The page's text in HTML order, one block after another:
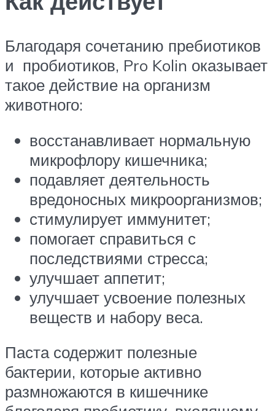
Благодаря сочетанию пребиотиков
и пробиотиков, Pro Kolin оказывает
такое действие на организм
животного:
восстанавливает нормальную
микрофлору кишечника;
подавляет деятельность
вредоносных микроорганизмов;
стимулирует иммунитет;
помогает справиться с
последствиями стресса;
улучшает аппетит;
улучшает усвоение полезных
веществ и набору веса.
Паста содержит полезные
бактерии, которые активно
размножаются в кишечнике